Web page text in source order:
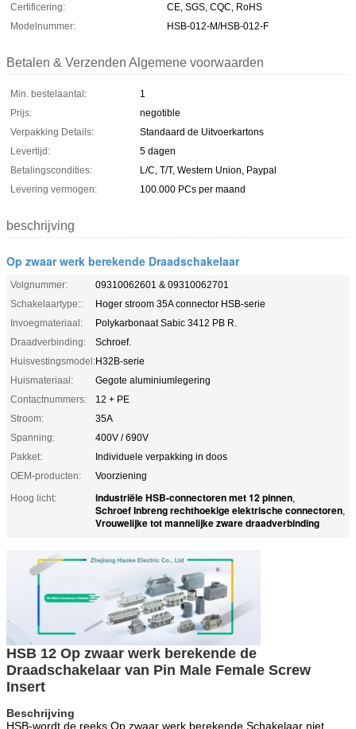
Certificering:
CE, SGS, CQC, RoHS
Modelnummer:
HSB-012-M/HSB-012-F
Betalen & Verzenden Algemene voorwaarden
Min. bestelaantal:
1
Prijs:
negotible
Verpakking Details:
Standaard de Uitvoerkartons
Levertijd:
5 dagen
Betalingscondities:
L/C, T/T, Western Union, Paypal
Levering vermogen:
100.000 PCs per maand
beschrijving
Op zwaar werk berekende Draadschakelaar
Volgnummer:
09310062601 & 09310062701
Schakelaartype::
Hoger stroom 35A connector HSB-serie
Invoegmateriaal:
Polykarbonaat Sabic 3412 PB R.
Draadverbinding:
Schroef.
Huisvestingsmodel:H32B-serie
Huismateriaal:
Gegote aluminiumlegering
Contactnummers:
12 + PE
Stroom:
35A
Spanning:
400V / 690V
Pakket:
Individuele verpakking in doos
OEM-producten:
Voorziening
Hoog licht:
industriële HSB-connectoren met 12 pinnen,
Schroef Inbreng rechthoekige elektrische connectoren,
Vrouwelijke tot mannelijke zware draadverbinding
HSB 12 Op zwaar werk berekende de
Draadschakelaar van Pin Male Female Screw
Insert
Beschrijving
HSB-wordt de reeks Op zwaar werk berekende Schakelaar niet